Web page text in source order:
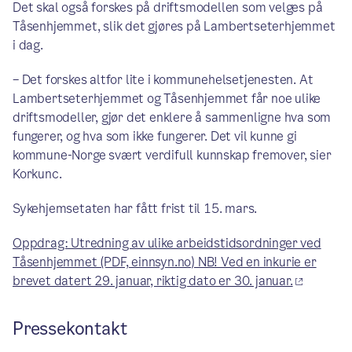
Det skal også forskes på driftsmodellen som velges på
Tåsenhjemmet, slik det gjøres på Lambertseterhjemmet
i dag.
– Det forskes altfor lite i kommunehelsetjenesten. At
Lambertseterhjemmet og Tåsenhjemmet får noe ulike
driftsmodeller, gjør det enklere å sammenligne hva som
fungerer, og hva som ikke fungerer. Det vil kunne gi
kommune-Norge svært verdifull kunnskap fremover, sier
Korkunc.
Sykehjemsetaten har fått frist til 15. mars.
Oppdrag: Utredning av ulike arbeidstidsordninger ved
Tåsenhjemmet (PDF, einnsyn.no) NB! Ved en inkurie er
brevet datert 29. januar, riktig dato er 30. januar.
Pressekontakt